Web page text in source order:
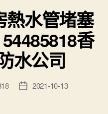
熱水管堵塞
香
水公司
Post2021-10-13